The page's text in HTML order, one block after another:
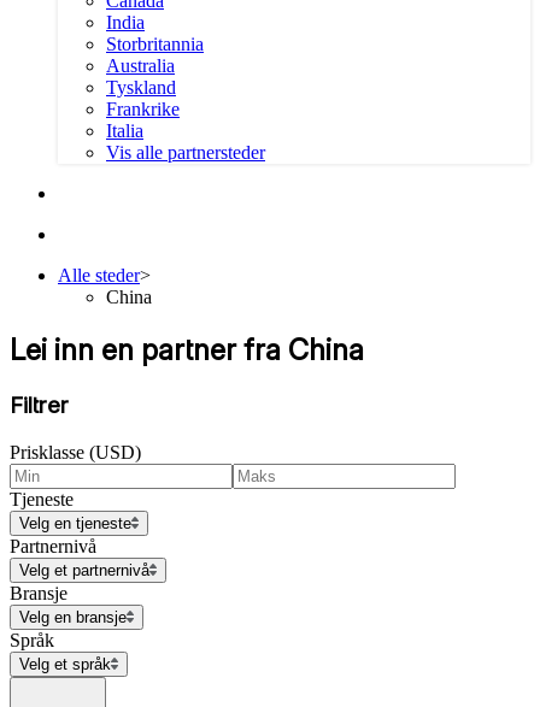
India
Storbritannia
Australia
Tyskland
Frankrike
Italia
Vis alle partnersteder
Alle steder>
China
Lei inn en partner fra China
Filtrer
Prisklasse (USD)
Tjeneste
Velg en tjeneste
Partnernivå
Velg et partnernivå
Bransje
Velg en bransje
Språk
Velg et språk